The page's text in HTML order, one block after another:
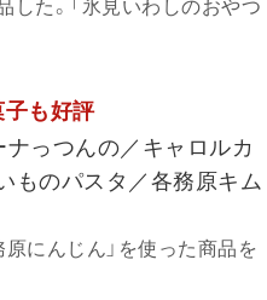
た。「氷見いわしのおやつ
も好評
っつんの／キャロルカ
ものパスタ／各務原キム
にんじん」を使った商品を